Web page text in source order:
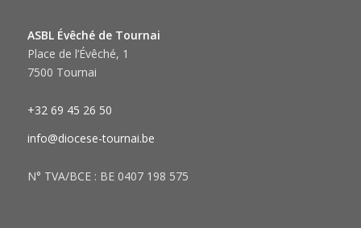
ASBL Évêché de Tournai
Place de l’Évêché, 1
7500 Tournai
+32 69 45 26 50
info@diocese-tournai.be
N° TVA/BCE : BE 0407 198 575